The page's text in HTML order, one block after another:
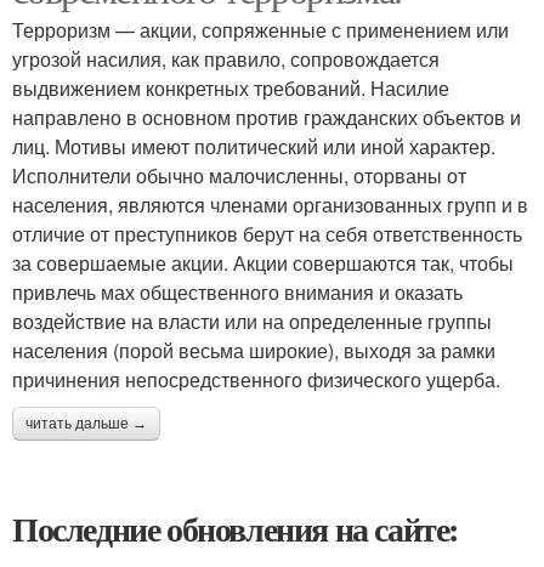
Терроризм — акции, сопряженные с применением или
угрозой насилия, как правило, сопровождается
выдвижением конкретных требований. Насилие
направлено в основном против гражданских объектов и
лиц. Мотивы имеют политический или иной характер.
Исполнители обычно малочисленны, оторваны от
населения, являются членами организованных групп и в
отличие от преступников берут на себя ответственность
за совершаемые акции. Акции совершаются так, чтобы
привлечь мах общественного внимания и оказать
воздействие на власти или на определенные группы
населения (порой весьма широкие), выходя за рамки
причинения непосредственного физического ущерба.
читать дальше →
Последние обновления на сайте: